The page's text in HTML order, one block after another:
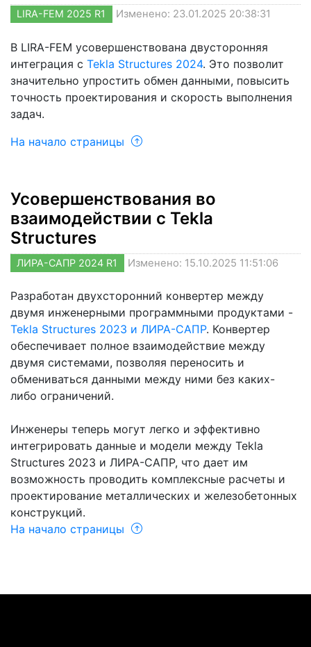
LIRA-FEM 2025 R1 Изменено: 23.01.2025 20:38:31
В LIRA-FEM усовершенствована двусторонняя
интеграция с Tekla Structures 2024. Это позволит
значительно упростить обмен данными, повысить
точность проектирования и скорость выполнения
задач.
На начало страницы
Усовершенствования во
взаимодействии с Tekla
Structures
ЛИРА-САПР 2024 R1 Изменено: 15.10.2025 11:51:06
Разработан двухсторонний конвертер между
двумя инженерными программными продуктами -
Tekla Structures 2023 и ЛИРА-САПР. Конвертер
обеспечивает полное взаимодействие между
двумя системами, позволяя переносить и
обмениваться данными между ними без каких-
либо ограничений.
Инженеры теперь могут легко и эффективно
интегрировать данные и модели между Tekla
Structures 2023 и ЛИРА-САПР, что дает им
возможность проводить комплексные расчеты и
проектирование металлических и железобетонных
конструкций.
На начало страницы